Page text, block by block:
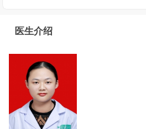
医生介绍